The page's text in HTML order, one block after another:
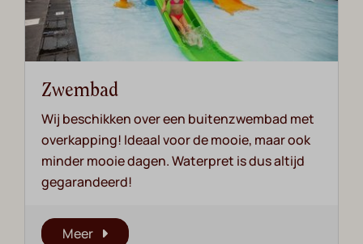
Zwembad
Wij beschikken over een buitenzwembad met
overkapping! Ideaal voor de mooie, maar ook
minder mooie dagen. Waterpret is dus altijd
gegarandeerd!
Meer